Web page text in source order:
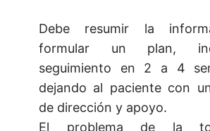
Debe resumir la
formular un plan,
seguimiento en 2 a 4
dejando al paciente con
de dirección y apoyo.
El problema de la